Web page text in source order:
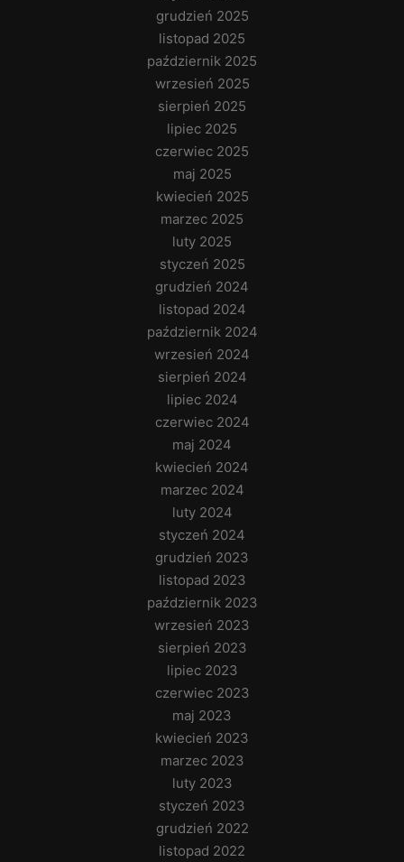
grudzień 2025
listopad 2025
październik 2025
wrzesień 2025
sierpień 2025
lipiec 2025
czerwiec 2025
maj 2025
kwiecień 2025
marzec 2025
luty 2025
styczeń 2025
grudzień 2024
listopad 2024
październik 2024
wrzesień 2024
sierpień 2024
lipiec 2024
czerwiec 2024
maj 2024
kwiecień 2024
marzec 2024
luty 2024
styczeń 2024
grudzień 2023
listopad 2023
październik 2023
wrzesień 2023
sierpień 2023
lipiec 2023
czerwiec 2023
maj 2023
kwiecień 2023
marzec 2023
luty 2023
styczeń 2023
grudzień 2022
listopad 2022